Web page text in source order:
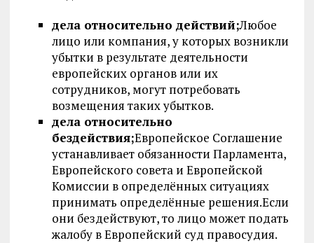
дела относительно действий;Любое
лицо или компания, у которых возникли
убытки в результате деятельности
европейских органов или их
сотрудников, могут потребовать
возмещения таких убытков.
дела относительно
бездействия;Европейское Соглашение
устанавливает обязанности Парламента,
Европейского совета и Европейской
Комиссии в определённых ситуациях
принимать определённые решения.Если
они бездействуют, то лицо может подать
жалобу в Европейский суд правосудия.